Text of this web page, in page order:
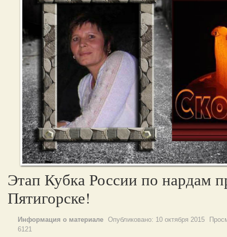
Этап Кубка России по нардам
Пятигорске!
Информация о материале Опубликовано: 10 октября 2015
6121